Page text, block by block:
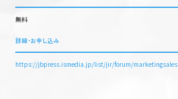
無料
詳細・お申し込み
https://jbpress.ismedia.jp/list/jir/forum/marketingsales